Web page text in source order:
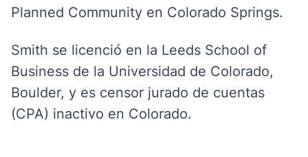
Planned Community en Colorado Springs.
Smith se licenció en la Leeds School of
Business de la Universidad de Colorado,
Boulder, y es censor jurado de cuentas
(CPA) inactivo en Colorado.